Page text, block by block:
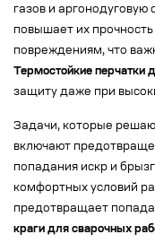
газов и аргонодуговую
повышает их
повреждениям, что
Термостойкие перчатки
защиту даже при
Задачи, которые
включают
попадания искр и
комфортных условий
предотвращает
краги для сварочных